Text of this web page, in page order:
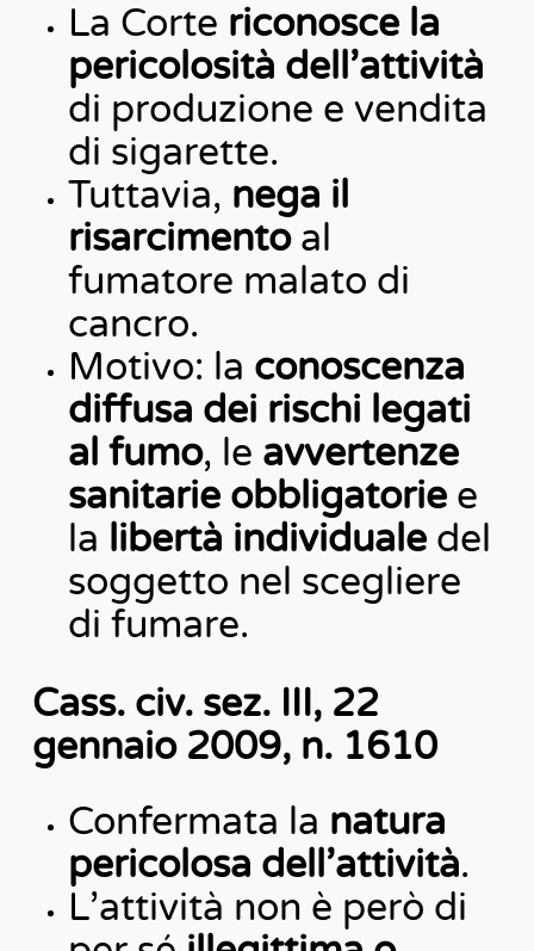
La Corte riconosce la
pericolosità dell’attività
di produzione e vendita
di sigarette.
Tuttavia, nega il
risarcimentoal
fumatore malato di
cancro.
Motivo: la conoscenza
diffusa dei rischi legati
al fumo, le avvertenze
sanitarie obbligatoriee
la libertà individualedel
soggetto nel scegliere
di fumare.
Cass. civ. sez. III, 22
gennaio 2009, n. 1610
Confermata la natura
pericolosa dell’attività.
L’attività non è però di